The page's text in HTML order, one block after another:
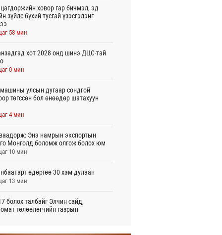
ховор гар бичмэл, эд
зүйлс бүхий тусгай үзэсгэлэнг
58 мин
хот 2028 онд шинэ ДЦС-тай
0 мин
улсын дугаар сондгой
төгссөн бол өнөөдөр шатахуун
4 мин
Энэ намрын экспортын
Монголд боломж олгож болох юм
10 мин
өдөртөө 30 хэм дулаан
13 мин
болох талбайг Элчин сайд,
төлөөлөгчийн газрын